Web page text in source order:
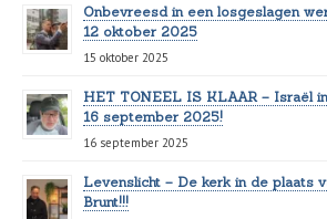
Onbevreesd in een losgeslagen
12 oktober 2025
15 oktober 2025
HET TONEEL IS KLAAR – Israël
16 september 2025!
16 september 2025
Levenslicht – De kerk in de plaats
Brunt!!!